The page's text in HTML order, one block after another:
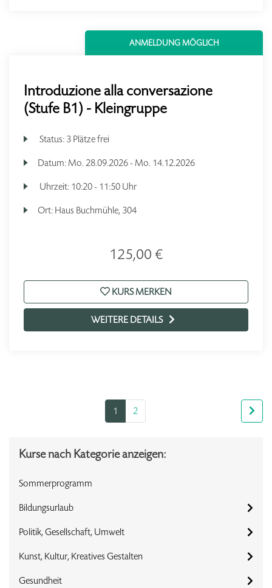
ANMELDUNG MÖGLICH
Introduzione alla conversazione
(Stufe B1) - Kleingruppe
Status: 3 Plätze frei
Datum: Mo. 28.09.2026 - Mo. 14.12.2026
Uhrzeit: 10:20 - 11:50 Uhr
Ort: Haus Buchmühle, 304
125,00 €
KURS MERKEN
WEITERE DETAILS
1 2
Kurse nach Kategorie anzeigen:
Sommerprogramm
Bildungsurlaub
Politik, Gesellschaft, Umwelt
Kunst, Kultur, Kreatives Gestalten
Gesundheit